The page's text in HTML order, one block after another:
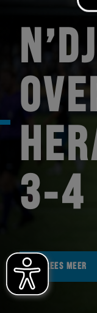
3-4
LEES MEER